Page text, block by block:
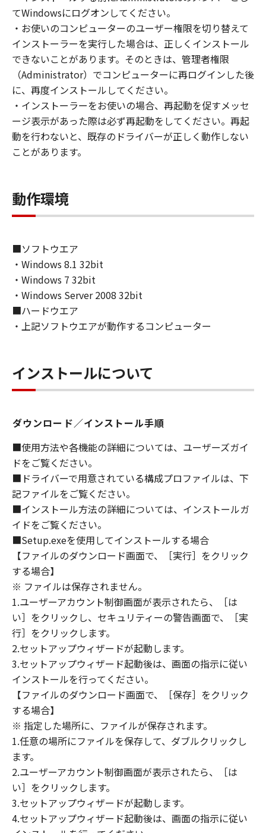
２．制限
(1) お客様は、再使用許諾、譲渡、販売、頒
布、リースもしくは貸与その他の方法により、
第三者に「本ソフトウェア」を使用させること
はできません。
(2) お客様は、「本ソフトウェア」の全部また
は一部を修正、改変、逆コンパイル、逆アセン
ブル、その他リバースエンジニアリング等する
ことはできません。また第三者にこのような行
為をさせてはなりません。
お客様は、「本ソフトウェア」に含まれるキヤ
ノンまたはキヤノンのライセンサーの著作権表
４．所有権
「本ソフトウェア」に係る権原および所有権
は、その内容によりキヤノンまたはキヤノンの
ライセンサーに帰属します。
より必要な許可等を得ることなしに、「本ソフ
トウェア」の全部または一部を、直接または間
接に輸出してはなりません。
６．サポートおよびアップデート
らの販売代理店および販売店、並びにキヤノン
のライセンサーは、お客様による「本ソフトウ
ェア」の使用を支援すること、および「本ソフ
トウェア」に対してアップデート、バグの修正
あるいはサポートを行うことについて、いかな
る責任も負うものではありません。
７．保証の否認・免責
(1) 「本ソフトウェア」は、『現状のまま』の
状態で使用許諾されます。キヤノン、キヤノン
のライセンサー、キヤノンの子会社、キヤノン
の関連会社、それらの販売代理店または販売店
のいずれも、「本ソフトウェア」に関して、商
品性および特定の目的への適合性の保証を含
め、いかなる保証も、明示たると黙示たるとを
問わず一切しないものとします。
(2) キヤノン、キヤノンのライセンサー、キヤノ
ンの子会社、キヤノンの関連会社、それらの販
売代理店または販売店のいずれも、「本ソフト
ウェア」の使用または使用不能から生ずるいか
なる損害（逸失利益およびその他の派生的また
全ての損害を言います。）について、適用法で
認められる限り、一切の責任を負わないものと
します。たとえ、キヤノン、キヤノンのライセ
ンサー、キヤノンの子会社、キヤノンの関連会
社、それらの販売代理店または販売店がかかる
てWindowsにログオンしてください。
・お使いのコンピューターのユーザー権限を切り替えて
インストーラーを実行した場合は、正しくインストール
できないことがあります。そのときは、管理者権限
（Administrator）でコンピューターに再ログインした後
に、再度インストールしてください。
・インストーラーをお使いの場合、再起動を促すメッセ
ージ表示があった際は必ず再起動をしてください。再起
動を行わないと、既存のドライバーが正しく動作しない
ことがあります。
動作環境
■ソフトウエア
・Windows 8.1 32bit
・Windows 7 32bit
・Windows Server 2008 32bit
■ハードウエア
・上記ソフトウエアが動作するコンピューター
インストールについて
ダウンロード／インストール手順
■使用方法や各機能の詳細については、ユーザーズガイ
ドをご覧ください。
■ドライバーで用意されている構成プロファイルは、下
記ファイルをご覧ください。
■インストール方法の詳細については、インストールガ
イドをご覧ください。
■Setup.exeを使用してインストールする場合
【ファイルのダウンロード画面で、［実行］をクリック
する場合】
※ ファイルは保存されません。
1.ユーザーアカウント制御画面が表示されたら、［は
い］をクリックし、セキュリティーの警告画面で、［実
行］をクリックします。
2.セットアップウィザードが起動します。
3.セットアップウィザード起動後は、画面の指示に従い
インストールを行ってください。
【ファイルのダウンロード画面で、［保存］をクリック
する場合】
※ 指定した場所に、ファイルが保存されます。
1.任意の場所にファイルを保存して、ダブルクリックし
ます。
2.ユーザーアカウント制御画面が表示されたら、［は
い］をクリックします。
3.セットアップウィザードが起動します。
4.セットアップウィザード起動後は、画面の指示に従い